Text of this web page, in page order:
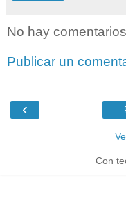
No hay
Publicar un
‹
Con